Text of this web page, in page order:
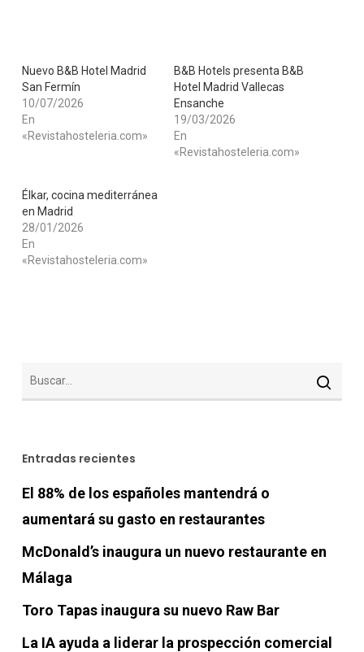
Nuevo B&B Hotel Madrid
San Fermín
10/07/2026
En
«Revistahosteleria.com»
B&B Hotels presenta B&B
Hotel Madrid Vallecas
Ensanche
19/03/2026
En
«Revistahosteleria.com»
Élkar, cocina mediterránea
en Madrid
28/01/2026
En
«Revistahosteleria.com»
Entradas recientes
El 88% de los españoles mantendrá o
aumentará su gasto en restaurantes
McDonald’s inaugura un nuevo restaurante en
Málaga
Toro Tapas inaugura su nuevo Raw Bar
La IA ayuda a liderar la prospección comercial